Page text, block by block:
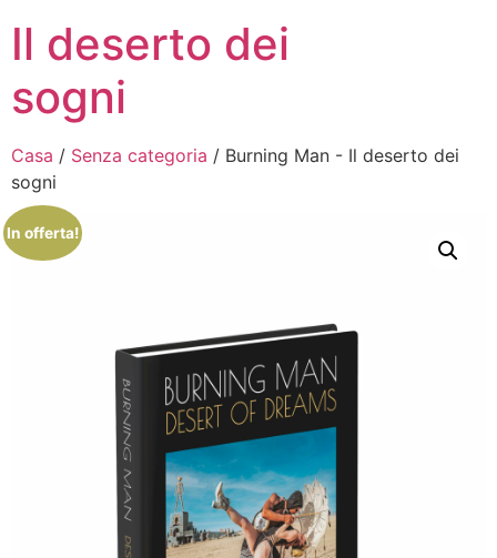
Il deserto dei
sogni
Casa / Senza categoria / Burning Man - Il deserto dei
sogni
In offerta!